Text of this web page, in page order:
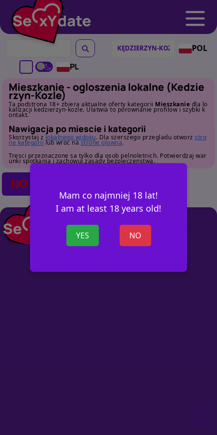
POL
PL
Mam co najmniej 18 lat!
I am at least 18 years old!
YES NO
Mieszkanie - ogloszenia lokalne (Kedzie
rzyn-Kozle)
Ta podstrona 18+ zbiera aktualne oferty kategorii Mieszkanie dla lo
kalizacji kedzierzyn-kozle. Ulatwia to porownanie profilow i szybki k
ontakt.
Nawigacja po miescie i kategorii
Skorzystaj z lokalnego widoku. Dla szerszego przegladu otworz stro
ne kategorii lub wroc nastrone glowna.
Tresci przeznaczone sa tylko dla osob pelnoletnich. Potwierdzaj war
unki spotkania i zachowuj zasady bezpieczenstwa.
NO POSTS FOUND